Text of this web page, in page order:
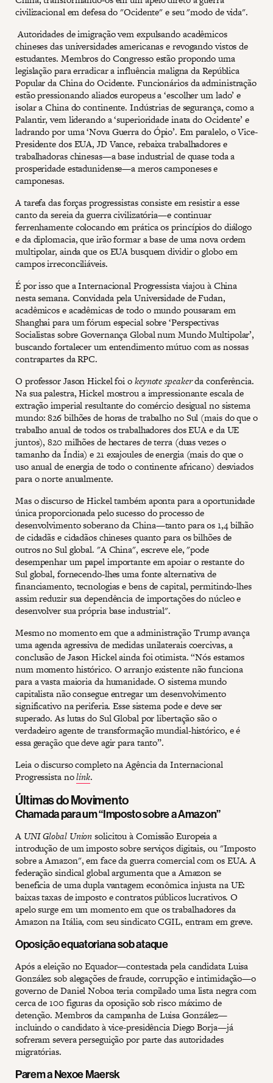
civilizacional em defesa do "Ocidente" e seu "modo de vida".
Autoridades de imigração vem expulsando acadêmicos
chineses das universidades americanas e revogando vistos de
estudantes. Membros do Congresso estão propondo uma
legislação para erradicar a influência maligna da República
Popular da China do Ocidente. Funcionários da administração
estão pressionando aliados europeus a ‘escolher um lado’ e
isolar a China do continente. Indústrias de segurança, como a
Palantir, vem liderando a ‘superioridade inata do Ocidente’ e
ladrando por uma ‘Nova Guerra do Ópio’. Em paralelo, o Vice-
Presidente dos EUA, JD Vance, rebaixa trabalhadores e
trabalhadoras chinesas—a base industrial de quase toda a
prosperidade estadunidense—a meros camponeses e
camponesas.
A tarefa das forças progressistas consiste em resistir a esse
canto da sereia da guerra civilizatória—e continuar
ferrenhamente colocando em prática os princípios do diálogo
e da diplomacia, que irão formar a base de uma nova ordem
multipolar, ainda que os EUA busquem dividir o globo em
campos irreconciliáveis.
É por isso que a Internacional Progressista viajou à China
nesta semana. Convidada pela Universidade de Fudan,
acadêmicos e acadêmicas de todo o mundo pousaram em
Shanghai para um fórum especial sobre ‘Perspectivas
Socialistas sobre Governança Global num Mundo Multipolar’,
buscando fortalecer um entendimento mútuo com as nossas
contrapartes da RPC.
O professor Jason Hickel foi okeynote speakerda conferência.
Na sua palestra, Hickel mostrou a impressionante escala de
extração imperial resultante do comércio desigual no sistema
mundo: 826 bilhões de horas de trabalho no Sul (mais do que o
trabalho anual de todos os trabalhadores dos EUA e da UE
juntos), 820 milhões de hectares de terra (duas vezes o
tamanho da Índia) e 21 exajoules de energia (mais do que o
uso anual de energia de todo o continente africano) desviados
para o norte anualmente.
Mas o discurso de Hickel também aponta para a oportunidade
única proporcionada pelo sucesso do processo de
desenvolvimento soberano da China—tanto para os 1,4 bilhão
de cidadãs e cidadãos chineses quanto para os bilhões de
outros no Sul global. "A China", escreve ele, "pode ​​
desempenhar um papel importante em apoiar o restante do
Sul global, fornecendo-lhes uma fonte alternativa de
financiamento, tecnologias e bens de capital, permitindo-lhes
assim reduzir sua dependência de importações do núcleo e
desenvolver sua própria base industrial".
Mesmo no momento em que a administração Trump avança
uma agenda agressiva de medidas unilaterais coercivas, a
conclusão de Jason Hickel ainda foi otimista. “Nós estamos
num momento histórico. O arranjo existente não funciona
para a vasta maioria da humanidade. O sistema mundo
capitalista não consegue entregar um desenvolvimento
significativo na periferia. Esse sistema pode e deve ser
superado. As lutas do Sul Global por libertação são o
verdadeiro agente de transformação mundial-histórico, e é
essa geração que deve agir para tanto”.
Leia o discurso completo na Agência da Internacional
Progressista nolink.
Últimas do Movimento
Chamada para um “Imposto sobre a Amazon”
A UNI Global Unionsolicitou à Comissão Europeia a
introdução de um imposto sobre serviços digitais, ou "Imposto
sobre a Amazon", em face da guerra comercial com os EUA. A
federação sindical global argumenta que a Amazon se
beneficia de uma dupla vantagem econômica injusta na UE:
baixas taxas de imposto e contratos públicos lucrativos. O
apelo surge em um momento em que os trabalhadores da
Amazon na Itália, com seu sindicato CGIL, entram em greve.
Oposição equatoriana sob ataque
Após a eleição no Equador—contestada pela candidata Luisa
González sob alegações de fraude, corrupção e intimidação—o
governo de Daniel Noboa teria compilado uma lista negra com
cerca de 100 figuras da oposição sob risco máximo de
detenção. Membros da campanha de Luisa González—
incluindo o candidato à vice-presidência Diego Borja—já
sofreram severa perseguição por parte das autoridades
migratórias.
Parem a Nexoe Maersk